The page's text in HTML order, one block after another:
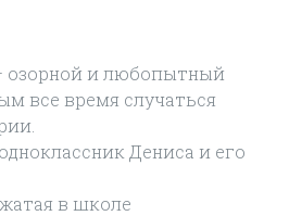
озорной и любопытный
все время случаться
Дениса и его
в школе